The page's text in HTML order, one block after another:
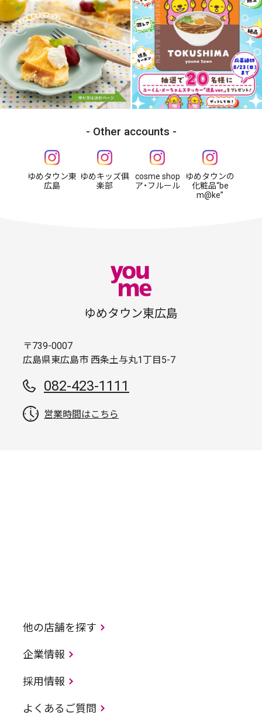
Other accounts
ゆめタウン東
広島
ゆめキッズ俱
楽部
cosme shop
ア・フルール
ゆめタウンの
化粧品“be
m@ke”
ゆめタウン東広島
〒739-0007
広島県東広島市 西条土与丸1丁目5-7
082-423-1111
営業時間はこちら
他の店舗を探す
企業情報
採用情報
よくあるご質問